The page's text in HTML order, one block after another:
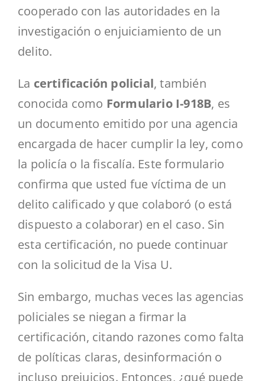
cooperado con las autoridades en la
investigación o enjuiciamiento de un
delito.
La certificación policial, también
conocida como Formulario I-918B, es
un documento emitido por una agencia
encargada de hacer cumplir la ley, como
la policía o la fiscalía. Este formulario
confirma que usted fue víctima de un
delito calificado y que colaboró (o está
dispuesto a colaborar) en el caso. Sin
esta certificación, no puede continuar
con la solicitud de la Visa U.
Sin embargo, muchas veces las agencias
policiales se niegan a firmar la
certificación, citando razones como falta
de políticas claras, desinformación o
incluso prejuicios. Entonces, ¿qué puede